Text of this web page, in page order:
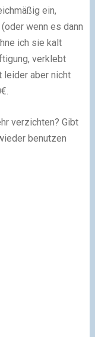
ein,
wenn es dann
ich sie kalt
verklebt
leider aber nicht
verzichten? Gibt
benutzen